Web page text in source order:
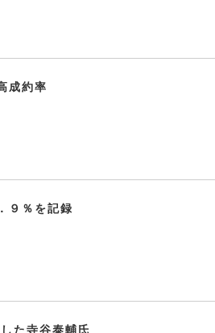
成約率
９％を記録
た寺谷泰輔氏